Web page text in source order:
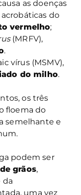
as doenças
do
vermelho;
(MRFV),
.
vírus (MSMV),
do milho.
os três
floema do
semelhante e
podem ser
grãos,
da
uma vez